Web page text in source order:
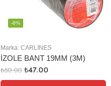
Marka: CARLINES
İZOLE BANT 19MM (3M)
-6%
₺50.00 ₺47.00